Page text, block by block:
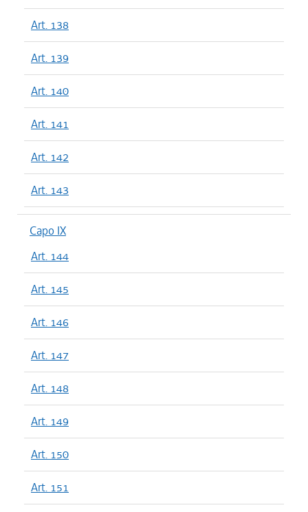
Art. 138
Art. 139
Art. 140
Art. 141
Art. 142
Art. 143
Capo IX
Art. 144
Art. 145
Art. 146
Art. 147
Art. 148
Art. 149
Art. 150
Art. 151